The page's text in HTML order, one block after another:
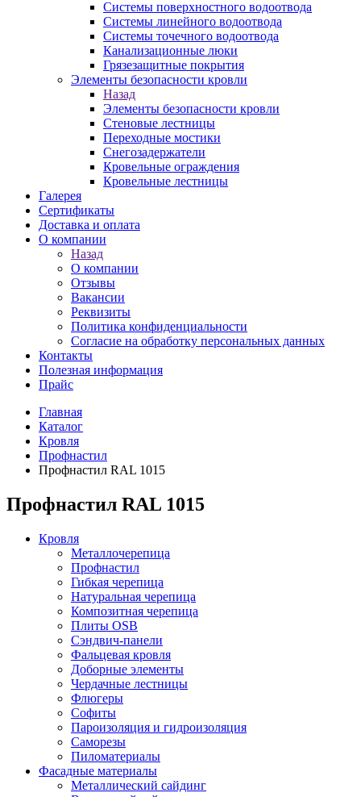
Системы поверхностного водоотвода
Системы линейного водоотвода
Системы точечного водоотвода
Канализационные люки
Грязезащитные покрытия
Элементы безопасности кровли
Назад
Элементы безопасности кровли
Стеновые лестницы
Переходные мостики
Снегозадержатели
Кровельные ограждения
Кровельные лестницы
Галерея
Сертификаты
Доставка и оплата
О компании
Назад
О компании
Отзывы
Вакансии
Реквизиты
Политика конфиденциальности
Согласие на обработку персональных данных
Контакты
Полезная информация
Прайс
Главная
Каталог
Кровля
Профнастил
Профнастил RAL 1015
Профнастил RAL 1015
Кровля
Металлочерепица
Профнастил
Гибкая черепица
Натуральная черепица
Композитная черепица
Плиты OSB
Сэндвич-панели
Фальцевая кровля
Доборные элементы
Чердачные лестницы
Флюгеры
Софиты
Пароизоляция и гидроизоляция
Саморезы
Пиломатериалы
Фасадные материалы
Металлический сайдинг